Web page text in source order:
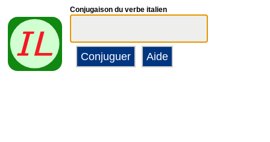
Conjugaison du verbe italien